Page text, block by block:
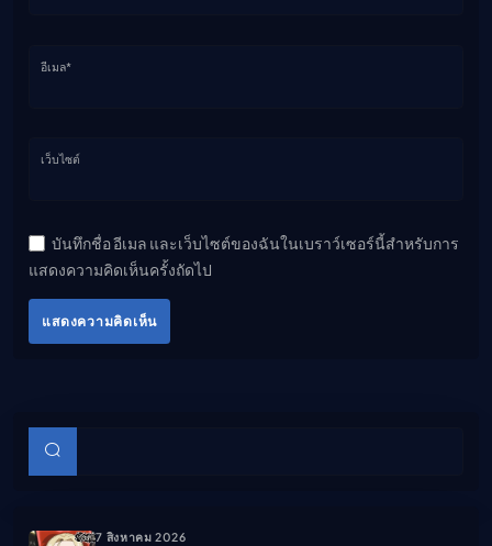
อีเมล*
เว็บไซต์
บันทึกชื่อ อีเมล และเว็บไซต์ของฉันในเบราว์เซอร์นี้สำหรับการ
แสดงความคิดเห็นครั้งถัดไป
แสดงความคิดเห็น
บทความย่อย
7 สิงหาคม 2026